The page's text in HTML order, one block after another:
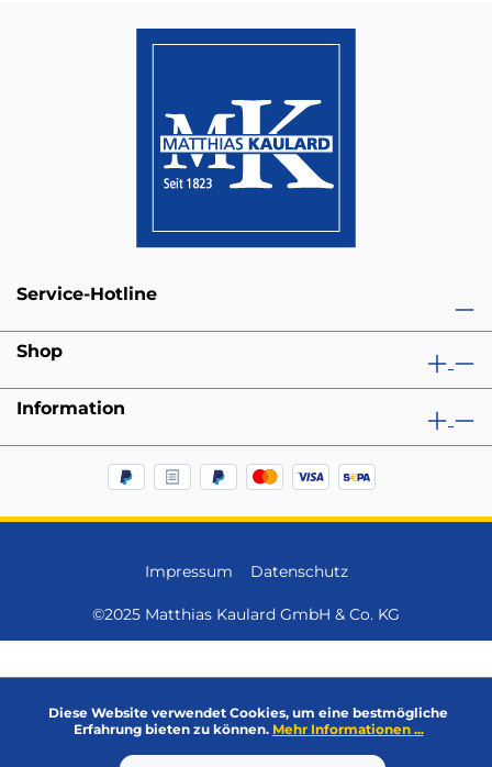
Service-Hotline
Shop
Information
Impressum Datenschutz
©2025 Matthias Kaulard GmbH & Co. KG
Diese Website verwendet Cookies, um eine bestmögliche
Erfahrung bieten zu können. Mehr Informationen ...